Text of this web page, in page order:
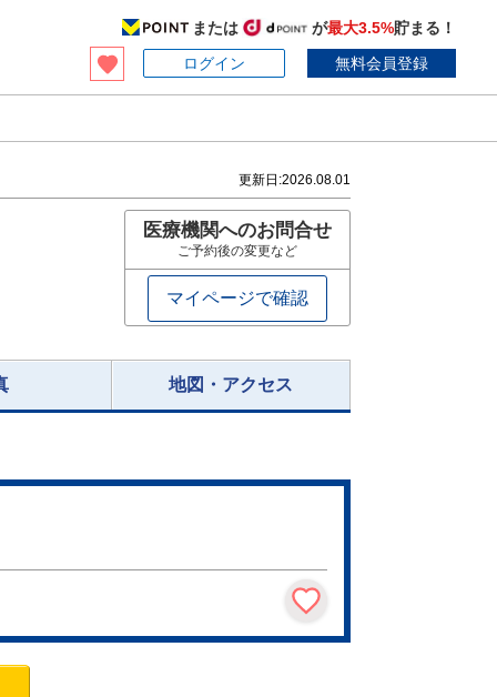
または が最大3.5%貯まる！
ログイン
無料会員登録
更新日:2026.08.01
医療機関へのお問合せ
ご予約後の変更など
マイページで確認
地図・アクセス